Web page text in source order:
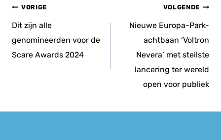
Bericht
navigatie
VORIGE
Dit zijn alle
genomineerden voor de
Scare Awards 2024
VOLGENDE
Nieuwe Europa-Park-
achtbaan ‘Voltron
Nevera’ met steilste
lancering ter wereld
open voor publiek